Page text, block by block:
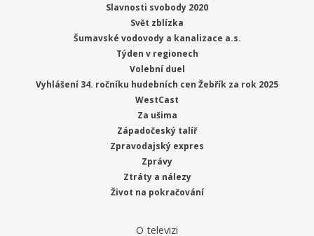
Slavnosti svobody 2020
Svět zblízka
Šumavské vodovody a kanalizace a.s.
Týden v regionech
Volební duel
Vyhlášení 34. ročníku hudebních cen Žebřík za rok 2025
WestCast
Za ušima
Západočeský talíř
Zpravodajský expres
Zprávy
Ztráty a nálezy
Život na pokračování
O televizi